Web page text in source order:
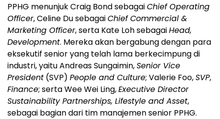
PPHG menunjuk Craig Bond sebagaiChief Operating
Officer, Celine Du sebagaiChief Commercial &
Marketing Officer, serta Kate Loh sebagaiHead,
Development. Mereka akan bergabung dengan para
eksekutif senior yang telah lama berkecimpung di
industri, yaitu Andreas Sungaimin,Senior Vice
President (SVP) People and Culture; Valerie Foo,SVP,
Finance; serta Wee Wei Ling,Executive Director
Sustainability Partnerships, Lifestyle and Asset,
sebagai bagian dari tim manajemen senior PPHG.